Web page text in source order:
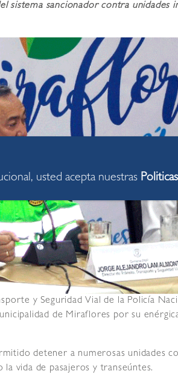
sistema sancionador contra unidades
y Seguridad Vial de la Policía
de Miraflores por su
detener a numerosas unidades
vida de pasajeros y transeúntes.
usted acepta nuestras